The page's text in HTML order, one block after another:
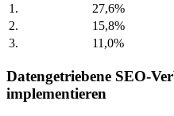
1.
27,6%
2.
15,8%
3.
11,0%
Datengetriebene SEO-
implementieren